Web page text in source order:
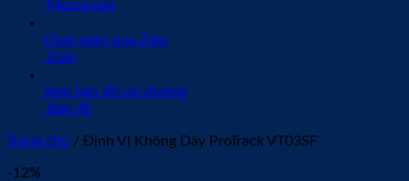
Messenger
Chat ngay qua Zalo
Zalo
Xem bản đồ chỉ đường
Bản đồ
Trang chủ / Định Vị Không Dây ProTrack VT03SF
-12%